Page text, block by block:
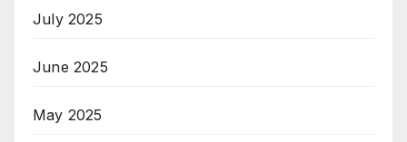
July 2025
June 2025
May 2025